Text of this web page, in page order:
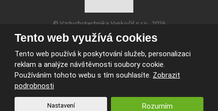
© Vzduchotechnika Vyskočil s.r.o., 2026
Mapa stránek |Podmínky použití
Tento web je chráněn pomocí Google ReCAPTCHA a platí pro něj
zásady ochrany osobních údajů a smluvní podmínky
Tento web využívá cookies
Tento web používá k poskytování služeb, personalizaci
reklam a analýze návštěvnosti soubory cookie.
Používáním tohoto webu s tím souhlasíte. Zobrazit
podrobnosti
Nastavení Rozumím